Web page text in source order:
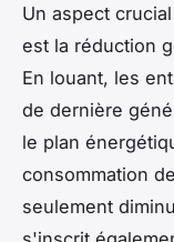
Un aspect
est la réduction
En louant, les
de dernière
le plan
consommation
seulement